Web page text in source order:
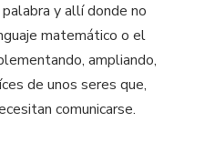
y allí donde no
matemático o el
ampliando,
de unos seres que,
comunicarse.